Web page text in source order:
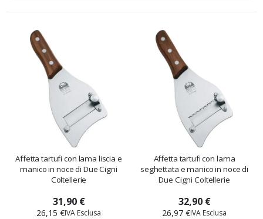
Affetta tartufi con lama liscia e
manico in noce di Due Cigni
Coltellerie
31,90 €
26,15 €
Affetta tartufi con lama
seghettata e manico in noce di
Due Cigni Coltellerie
32,90 €
26,97 €